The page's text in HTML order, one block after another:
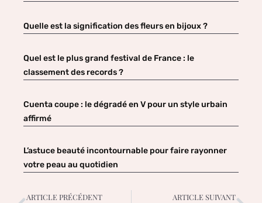
Quelle est la signification des fleurs en bijoux ?
Quel est le plus grand festival de France : le
classement des records ?
Cuenta coupe : le dégradé en V pour un style urbain
affirmé
L’astuce beauté incontournable pour faire rayonner
votre peau au quotidien
ARTICLE PRÉCÉDENT ARTICLE SUIVANT